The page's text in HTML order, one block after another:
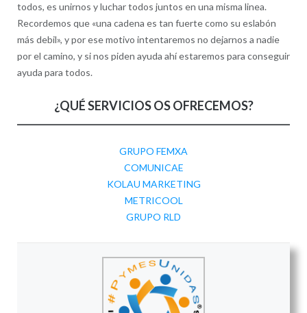
todos, es unirnos y luchar todos juntos en una misma linea.
Recordemos que «una cadena es tan fuerte como su eslabón
más debil», y por ese motivo intentaremos no dejarnos a nadie
por el camino, y si nos piden ayuda ahí estaremos para conseguir
ayuda para todos.
¿QUÉ SERVICIOS OS OFRECEMOS?
GRUPO FEMXA
COMUNICAE
KOLAU MARKETING
METRICOOL
GRUPO RLD